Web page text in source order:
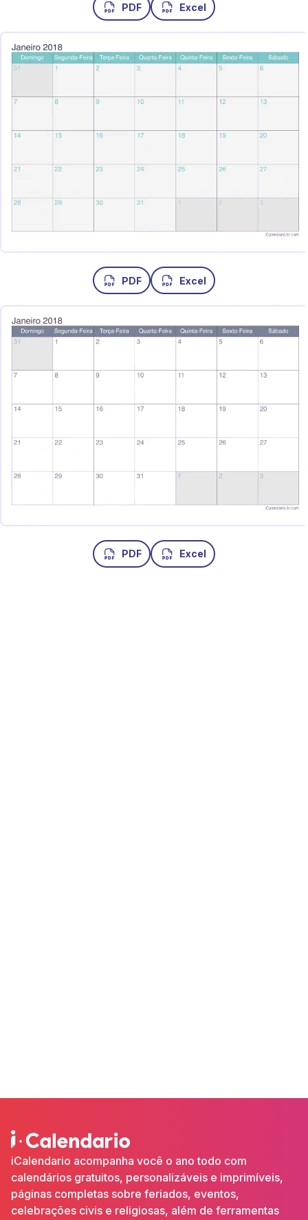
PDF Excel
PDF Excel
PDF Excel
iCalendario acompanha você o ano todo com
calendários gratuitos, personalizáveis e imprimíveis,
páginas completas sobre feriados, eventos,
celebrações civis e religiosas, além de ferramentas